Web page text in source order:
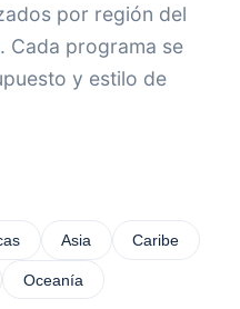
por región del
Cada programa se
y estilo de
Asia Caribe
Oceanía